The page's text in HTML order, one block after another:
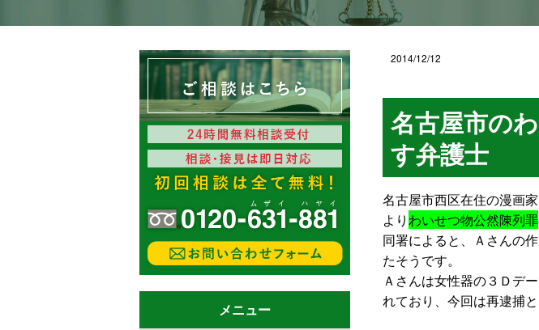
2014/12/12
名古屋市の
す弁護士
名古屋市西区在住の漫画
よりわいせつ物公然陳列罪
同署によると、Ａさんの
たそうです。
Ａさんは女性器の３Ｄデ
れており、今回は再逮捕と
メニュー